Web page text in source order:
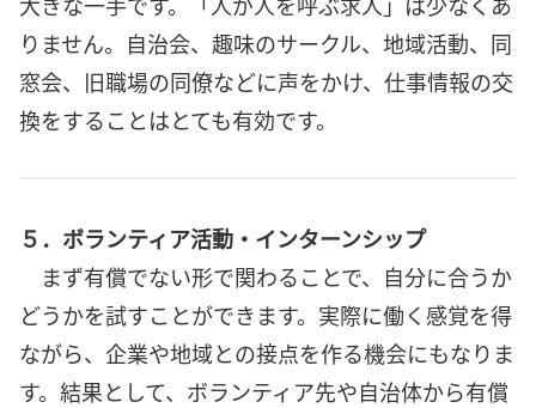
りません。自治会、趣味のサークル、地域活動、同
窓会、旧職場の同僚などに声をかけ、仕事情報の交
換をすることはとても有効です。
５．ボランティア活動・インターンシップ
まず有償でない形で関わることで、自分に合うか
どうかを試すことができます。実際に働く感覚を得
ながら、企業や地域との接点を作る機会にもなりま
す。結果として、ボランティア先や自治体から有償